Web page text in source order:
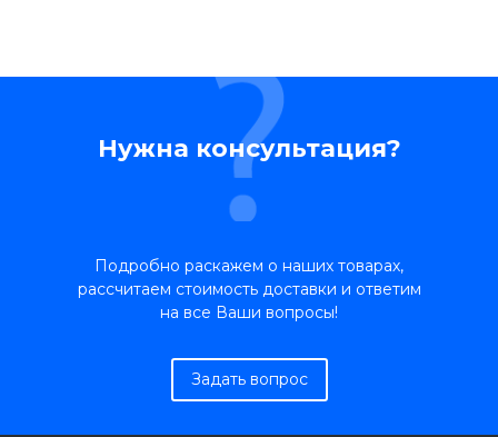
Нужна консультация?
Подробно раскажем о наших товарах,
рассчитаем стоимость доставки и ответим
на все Ваши вопросы!
Задать вопрос